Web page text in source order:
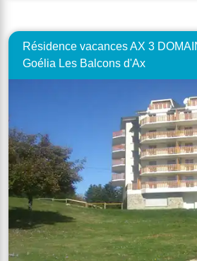
Résidence vacances AX 3
Goélia Les Balcons d'Ax